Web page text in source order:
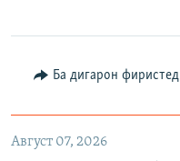
Ба дигарон фиристед
Август 07, 2026